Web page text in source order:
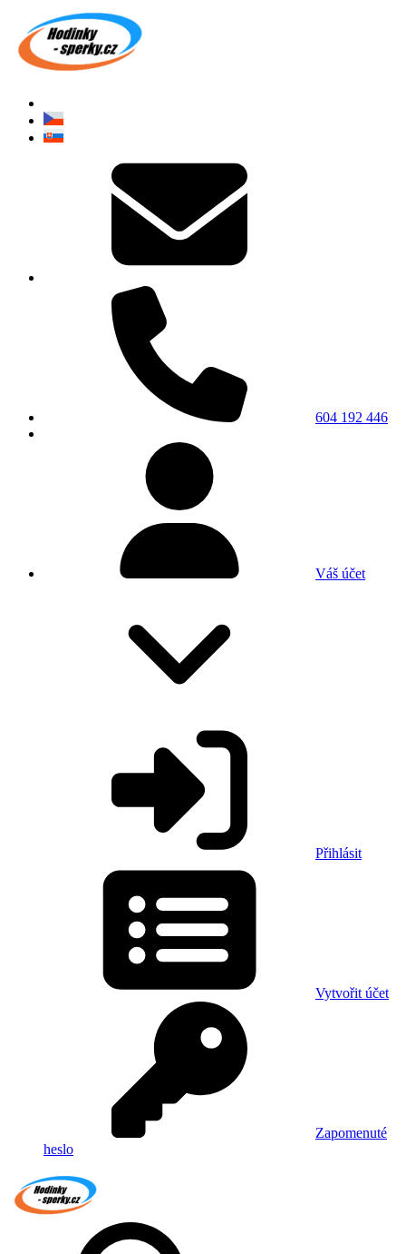
604 192 446
Váš účet
Přihlásit
Vytvořit účet
Zapomenuté
heslo